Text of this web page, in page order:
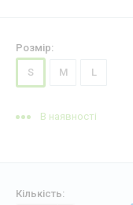
Розмір:
S M L
В наявності
Кількість: